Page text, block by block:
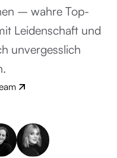
– wahre Top-
Leidenschaft und
unvergesslich